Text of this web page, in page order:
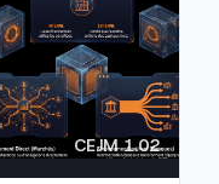
CEJM 1.02